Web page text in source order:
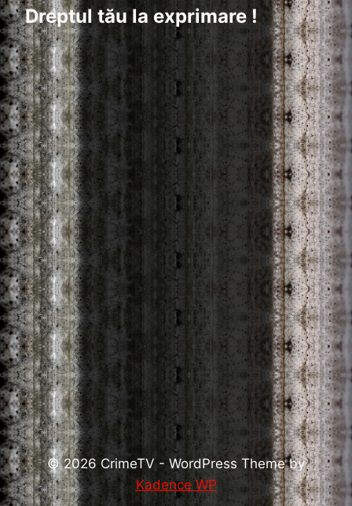
Dreptul tău la exprimare !
© 2026 CrimeTV - WordPress Theme by
Kadence WP